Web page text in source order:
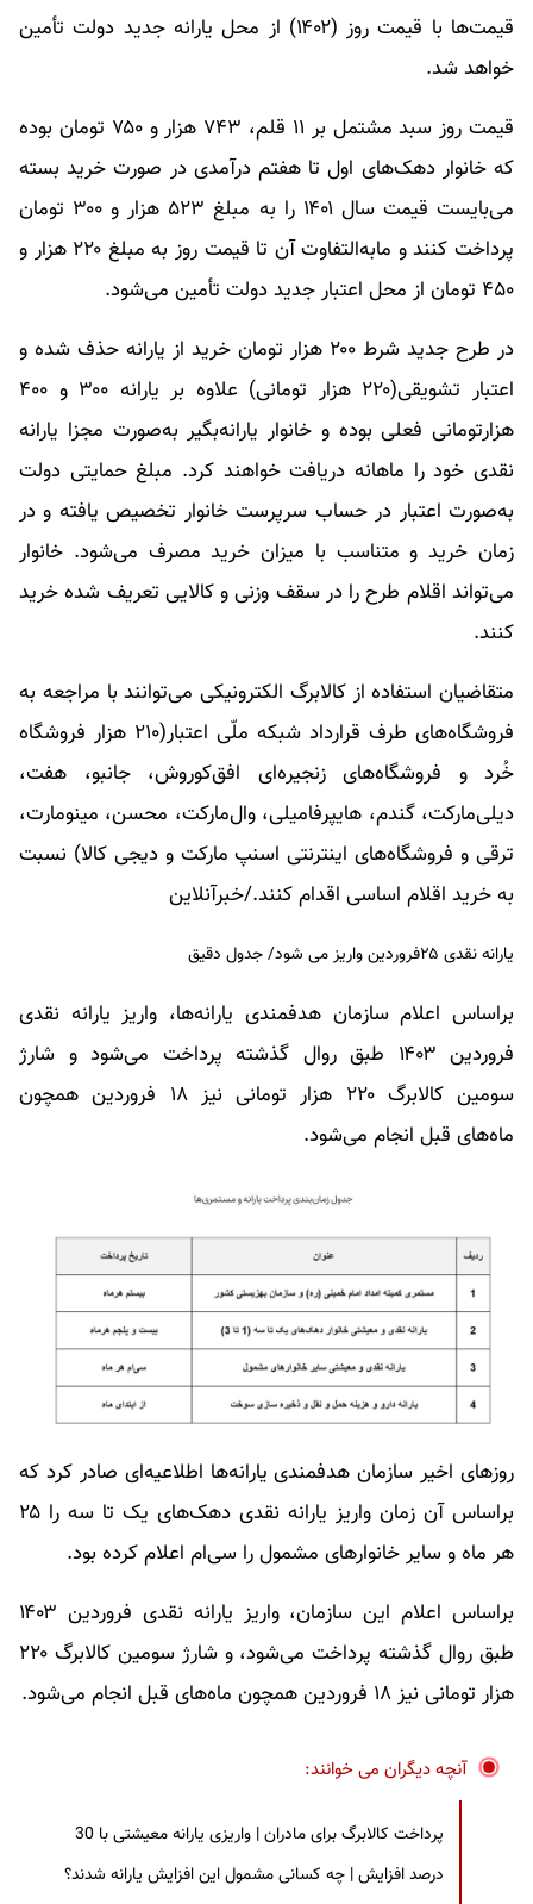
قیمت‌ها با قیمت روز (۱۴۰۲) از محل یارانه جدید دولت تأمین
خواهد شد.
قیمت روز سبد مشتمل بر ١١ قلم، ۷۴۳ هزار و ۷۵۰ تومان بوده
که خانوار دهک‌های اول تا هفتم درآمدی در صورت خرید بسته
می‌بایست قیمت سال ۱۴۰۱ را به مبلغ ۵۲۳ هزار و ۳۰۰ تومان
پرداخت کنند و مابه‌التفاوت آن تا قیمت روز به مبلغ ۲۲۰ هزار و
۴۵۰ تومان از محل اعتبار جدید دولت تأمین می‌شود.
در طرح جدید شرط ۲۰۰ هزار تومان خرید از یارانه حذف شده و
اعتبار تشویقی(۲۲۰ هزار تومانی) علاوه بر یارانه ۳۰۰ و ۴۰۰
هزارتومانی فعلی بوده و خانوار یارانه‌بگیر به‌صورت مجزا یارانه
نقدی خود را ماهانه دریافت خواهند کرد. مبلغ حمایتی دولت
به‌صورت اعتبار در حساب سرپرست خانوار تخصیص یافته و در
زمان خرید و متناسب با میزان خرید مصرف می‌شود. خانوار
می‌تواند اقلام طرح را در سقف وزنی و کالایی تعریف شده خرید
کنند.
متقاضیان استفاده از کالابرگ الکترونیکی می‌توانند با مراجعه به
فروشگاه‌های طرف قرارداد شبکه ملّی اعتبار(۲۱۰ هزار فروشگاه
خُرد و فروشگاه‌های زنجیره‌ای افق‌کوروش، جانبو، هفت،
دیلی‌مارکت، گندم، هایپرفامیلی، وال‌مارکت، محسن، مینومارت،
ترقی و فروشگاه‌های اینترنتی اسنپ مارکت و دیجی کالا) نسبت
به خرید اقلام اساسی اقدام کنند./خبرآنلاین
یارانه نقدی ۲۵فروردین واریز می شود/ جدول دقیق
​براساس اعلام سازمان هدفمندی یارانه‌ها، واریز یارانه نقدی
فروردین ۱۴۰۳ طبق روال گذشته پرداخت می‌شود و شارژ
سومین کالابرگ ۲۲۰ هزار تومانی نیز ۱۸ فروردین همچون
ماه‌های قبل انجام می‌شود.
روز‌های اخیر سازمان هدفمندی یارانه‌ها اطلاعیه‌ای صادر کرد که
براساس آن زمان واریز یارانه نقدی دهک‌های یک تا سه را ۲۵
هر ماه و سایر خانوار‌های مشمول را سی‌ام اعلام کرده بود.
براساس اعلام این سازمان، واریز یارانه نقدی فروردین ۱۴۰۳
طبق روال گذشته پرداخت می‌شود، و شارژ سومین کالابرگ ۲۲۰
هزار تومانی نیز ۱۸ فروردین همچون ماه‌های قبل انجام می‌شود.
آنچه دیگران می خوانند:
پرداخت کالابرگ برای مادران | واریزی یارانه معیشتی با 30
درصد افزایش | چه کسانی مشمول این افزایش یارانه شدند؟